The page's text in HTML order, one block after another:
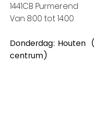
1441CB Purmerend
Van 8:00 tot 14:00
Donderdag: Houten
centrum)